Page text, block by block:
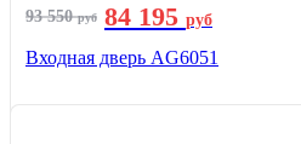
93 550руб 84 195 руб
Входная дверь AG6051